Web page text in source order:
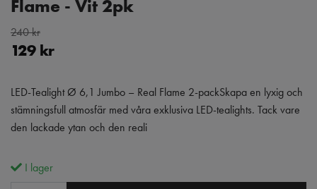
Flame - Vit 2pk
240 kr
129 kr
LED-Tealight Ø 6,1 Jumbo – Real Flame 2-packSkapa en lyxig och
stämningsfull atmosfär med våra exklusiva LED-tealights. Tack vare
den lackade ytan och den reali
I lager